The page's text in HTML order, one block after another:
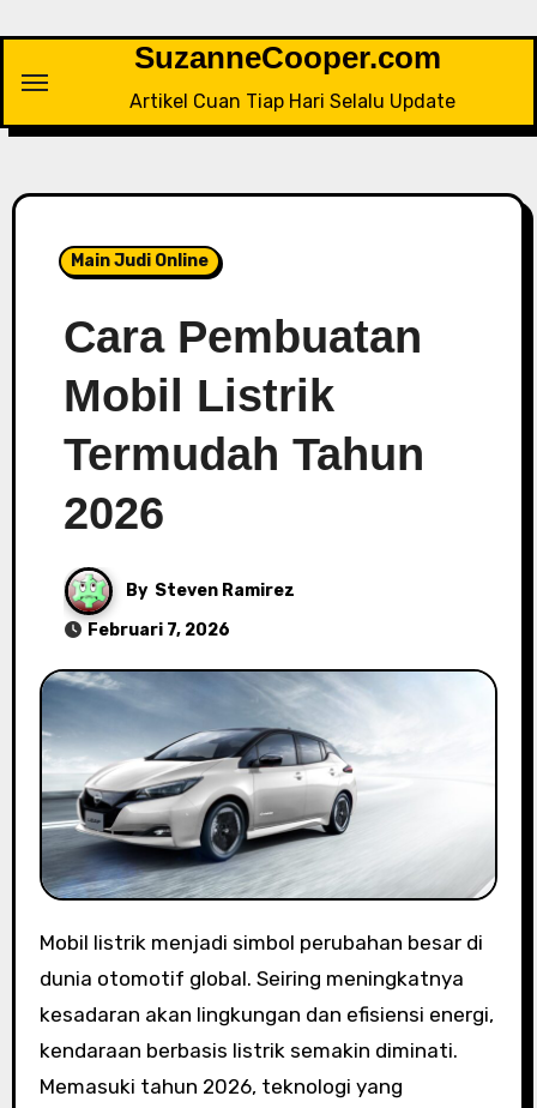
content
SuzanneCooper.com
Artikel Cuan Tiap Hari Selalu Update
Main Judi Online
Cara Pembuatan
Mobil Listrik
Termudah Tahun
2026
By Steven Ramirez
Februari 7, 2026
Mobil listrik menjadi simbol perubahan besar di
dunia otomotif global. Seiring meningkatnya
kesadaran akan lingkungan dan efisiensi energi,
kendaraan berbasis listrik semakin diminati.
Memasuki tahun 2026, teknologi yang